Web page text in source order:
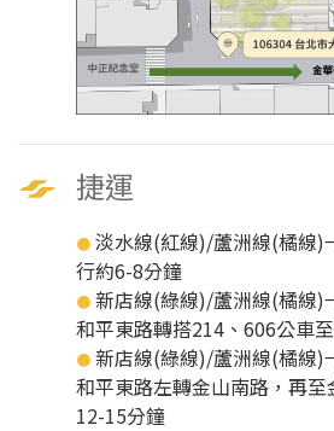
捷運
● 淡水線(紅線)/蘆洲線(橘線
行約6-8分鐘
● 新店線(綠線)/蘆洲線(橘線
和平東路轉搭214、606公車
● 新店線(綠線)/蘆洲線(橘線
和平東路左轉金山南路，再
12-15分鐘